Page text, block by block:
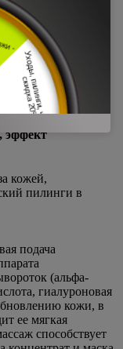
эффект
кожей,
пилинги в
подача
(альфа-
гиалуроновая
кожи, в
ее мягкая
способствует